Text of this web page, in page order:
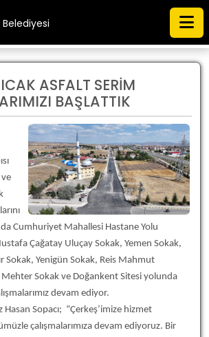
ASFALT SERİM
BAŞLATTIK
Cumhuriyet Mahallesi Hastane Yolu
Çağatay Uluçay Sokak, Yemen Sokak,
Sokak, Yenigün Sokak, Reis Mahmut
Sokak ve Doğankent Sitesi yolunda
devam ediyor.
Hasan Sopacı; “Çerkeş’imize hizmet
çalışmalarımıza devam ediyoruz. Bir